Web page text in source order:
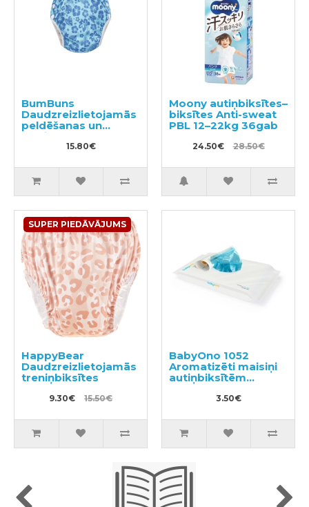
BumBuns
Daudzreizlietojamās
peldēšanas un
podiņmācību
autiņbiksīte M 11–15
15.80€
Moony autiņbiksītes–
biksītes Anti-sweat
PBL 12–22kg 36gab
24.50€ 28.50€
SUPER PIEDĀVĀJUMS
HappyBear
Daudzreizlietojamās
treniņbiksītes
9.30€ 15.50€
BabyOno 1052
Aromatizēti maisiņi
autiņbiksītēm
100gab
3.50€